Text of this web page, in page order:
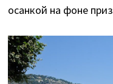
осанкой на фоне